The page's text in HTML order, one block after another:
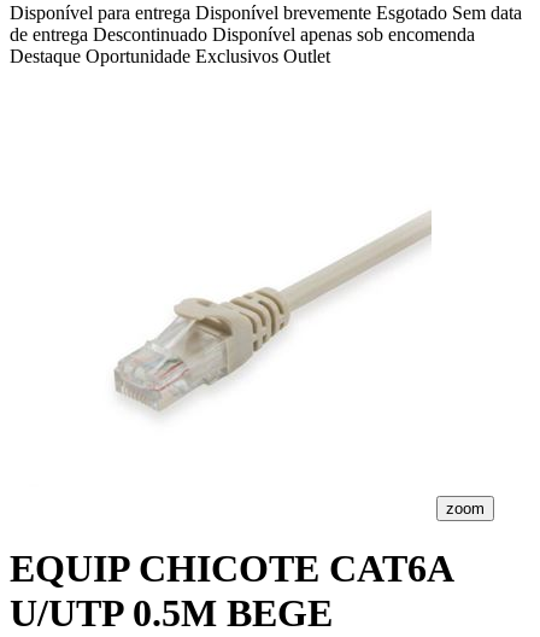
Disponível para entrega Disponível brevemente Esgotado Sem data
de entrega Descontinuado Disponível apenas sob encomenda
Destaque Oportunidade Exclusivos Outlet
zoom
EQUIP CHICOTE CAT6A
U/UTP 0.5M BEGE